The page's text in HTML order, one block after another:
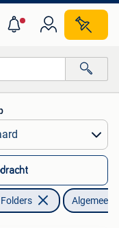
Algemeen